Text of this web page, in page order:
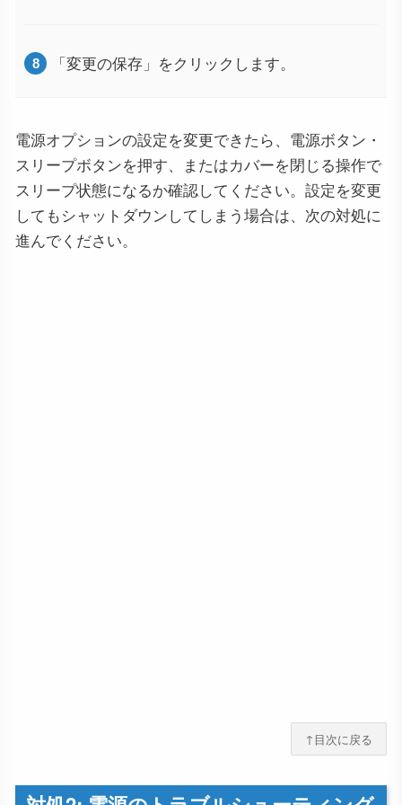
「変更の保存」をクリックします。
電源オプションの設定を変更できたら、電源ボタン・
スリープボタンを押す、またはカバーを閉じる操作で
スリープ状態になるか確認してください。設定を変更
してもシャットダウンしてしまう場合は、次の対処に
進んでください。
↑目次に戻る